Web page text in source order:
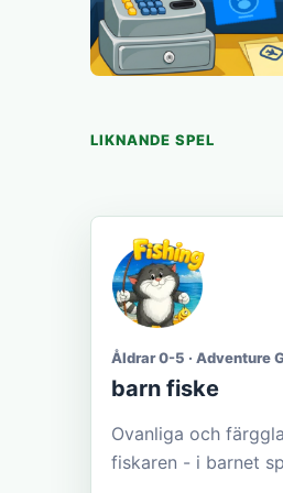
LIKNANDE SPEL
Åldrar 0-5 · Adventure
barn fiske
Ovanliga och
fiskaren - i barnet